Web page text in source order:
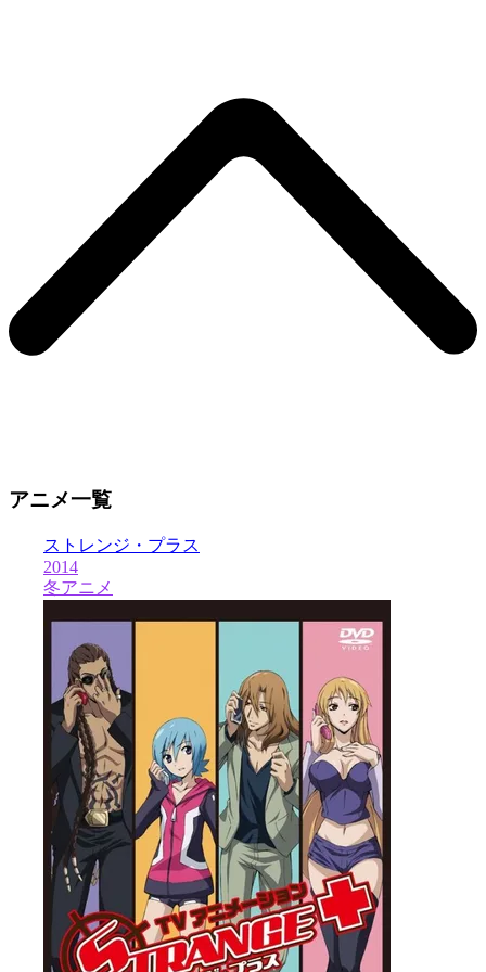
アニメ一覧
ストレンジ・プラス
2014
冬アニメ